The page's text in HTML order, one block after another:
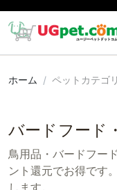
ホーム ペットカテゴリ
バードフード
鳥用品・バードフー
ント還元でお得です
します。